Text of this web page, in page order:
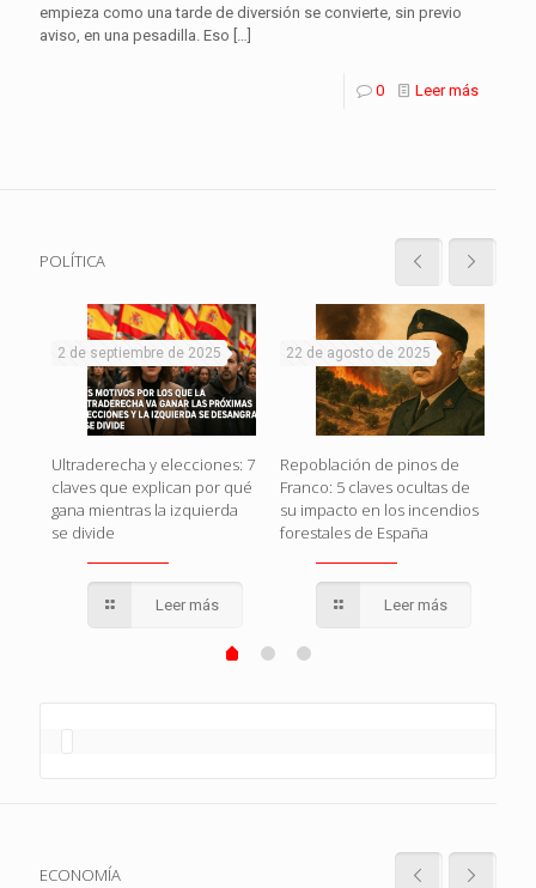
empieza como una tarde de diversión se convierte, sin previo
aviso, en una pesadilla. Eso […]
0 Leer más
POLÍTICA
2 de septiembre de 2025
Ultraderecha y elecciones: 7
claves que explican por qué
gana mientras la izquierda
se divide
Leer más
22 de agosto de 2025
Repoblación de pinos de
Franco: 5 claves ocultas de
su impacto en los incendios
forestales de España
Leer más
ECONOMÍA